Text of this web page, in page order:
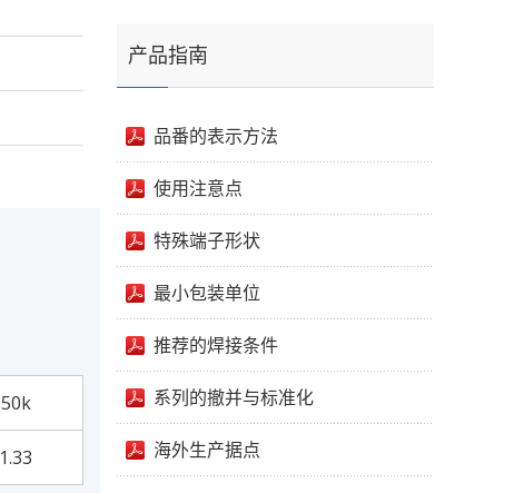
50k
1.33
产品指南
品番的表示方法
使用注意点
特殊端子形状
最小包装单位
推荐的焊接条件
系列的撤并与标准化
海外生产据点